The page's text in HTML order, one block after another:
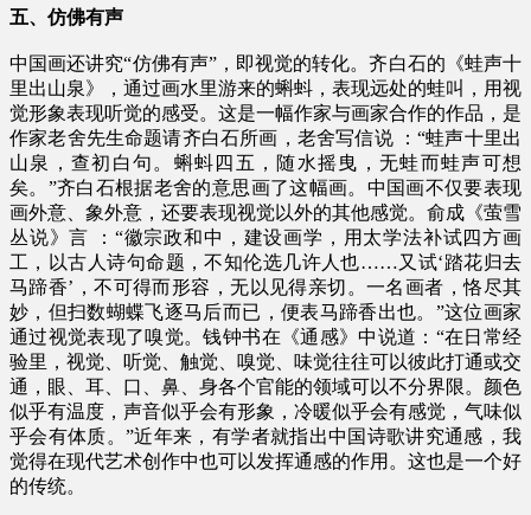
五、仿佛有声
中国画还讲究“仿佛有声”，即视觉的转化。齐白石的《蛙声十
里出山泉》，通过画水里游来的蝌蚪，表现远处的蛙叫，用视
觉形象表现听觉的感受。这是一幅作家与画家合作的作品，是
作家老舍先生命题请齐白石所画，老舍写信说 ：“蛙声十里出
山泉，查初白句。蝌蚪四五，随水摇曳，无蛙而蛙声可想
矣。”齐白石根据老舍的意思画了这幅画。中国画不仅要表现
画外意、象外意，还要表现视觉以外的其他感觉。俞成《萤雪
丛说》言 ：“徽宗政和中，建设画学，用太学法补试四方画
工，以古人诗句命题，不知伦选几许人也……又试‘踏花归去
马蹄香’，不可得而形容，无以见得亲切。一名画者，恪尽其
妙，但扫数蝴蝶飞逐马后而已，便表马蹄香出也。”这位画家
通过视觉表现了嗅觉。钱钟书在《通感》中说道：“在日常经
验里，视觉、听觉、触觉、嗅觉、味觉往往可以彼此打通或交
通，眼、耳、口、鼻、身各个官能的领域可以不分界限。颜色
似乎有温度，声音似乎会有形象，冷暖似乎会有感觉，气味似
乎会有体质。”近年来，有学者就指出中国诗歌讲究通感，我
觉得在现代艺术创作中也可以发挥通感的作用。这也是一个好
的传统。